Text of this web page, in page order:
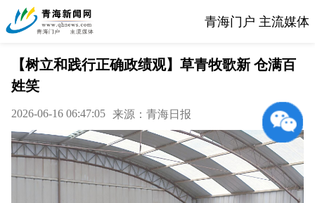
青海门户 主流媒体
【树立和践行正确政绩观】草青牧歌新 仓满百
姓笑
2026-06-16 06:47:05 来源：青海日报